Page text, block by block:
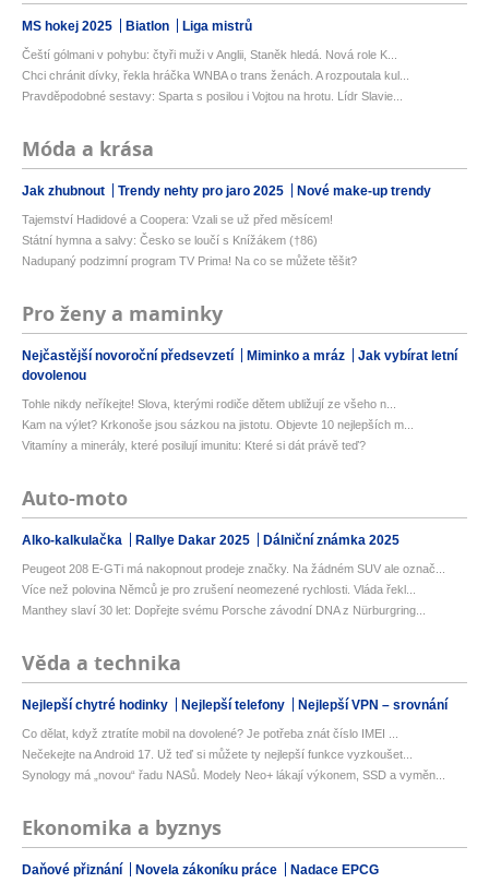
MS hokej 2025 Biatlon Liga mistrů
Čeští gólmani v pohybu: čtyři muži v Anglii, Staněk hledá. Nová role K...
Chci chránit dívky, řekla hráčka WNBA o trans ženách. A rozpoutala kul...
Pravděpodobné sestavy: Sparta s posilou i Vojtou na hrotu. Lídr Slavie...
Móda a krása
Jak zhubnout Trendy nehty pro jaro 2025 Nové make-up trendy
Tajemství Hadidové a Coopera: Vzali se už před měsícem!
Státní hymna a salvy: Česko se loučí s Knížákem (†86)
Nadupaný podzimní program TV Prima! Na co se můžete těšit?
Pro ženy a maminky
Nejčastější novoroční předsevzetí Miminko a mráz
Jak vybírat letní
dovolenou
Tohle nikdy neříkejte! Slova, kterými rodiče dětem ubližují ze všeho n...
Kam na výlet? Krkonoše jsou sázkou na jistotu. Objevte 10 nejlepších m...
Vitamíny a minerály, které posilují imunitu: Které si dát právě teď?
Auto-moto
Alko-kalkulačka Rallye Dakar 2025 Dálniční známka 2025
Peugeot 208 E-GTi má nakopnout prodeje značky. Na žádném SUV ale označ...
Více než polovina Němců je pro zrušení neomezené rychlosti. Vláda řekl...
Manthey slaví 30 let: Dopřejte svému Porsche závodní DNA z Nürburgring...
Věda a technika
Nejlepší chytré hodinky Nejlepší telefony Nejlepší VPN – srovnání
Co dělat, když ztratíte mobil na dovolené? Je potřeba znát číslo IMEI ...
Nečekejte na Android 17. Už teď si můžete ty nejlepší funkce vyzkoušet...
Synology má „novou“ řadu NASů. Modely Neo+ lákají výkonem, SSD a vyměn...
Ekonomika a byznys
Daňové přiznání Novela zákoníku práce Nadace EPCG